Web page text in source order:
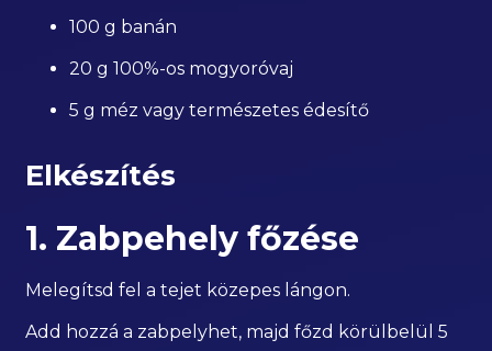
100 g banán
20 g 100%-os mogyoróvaj
5 g méz vagy természetes édesítő
Elkészítés
1. Zabpehely főzése
Melegítsd fel a tejet közepes lángon.
Add hozzá a zabpelyhet, majd főzd körülbelül 5